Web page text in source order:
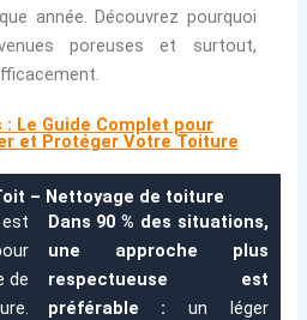
année. Découvrez pourquoi
poreuses et surtout,
Le Guide Complet pour
et Protéger Votre Toiture
– Nettoyage de toiture
de
Dans 90 % des situations,
une approche plus
respectueuse est
préférable : un
léger